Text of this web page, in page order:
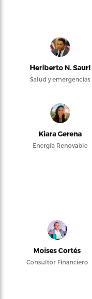
Heriberto N. Saurí
Salud y emergencias
Kiara Gerena
Energía Renovable
Moises Cortés
Consultor Financiero